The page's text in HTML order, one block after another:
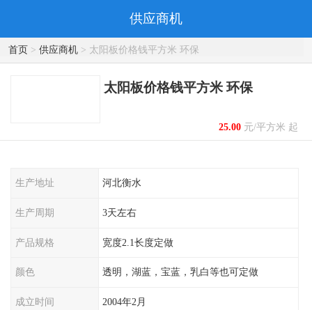
供应商机
首页> 供应商机> 太阳板价格钱平方米 环保
太阳板价格钱平方米 环保
25.00元/平方米 起
生产地址 河北衡水
生产周期 3天左右
产品规格 宽度2.1长度定做
颜色 透明，湖蓝，宝蓝，乳白等也可定做
成立时间 2004年2月